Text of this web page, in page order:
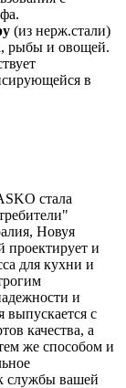
(из нерж.стали)
рыбы и овощей.
в
стала
Новуя
проектирует и
для кухни и
и
выпускается с
качества, а
же способом и
службы вашей